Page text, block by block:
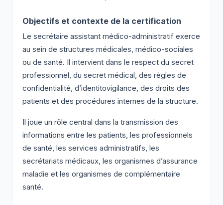
Objectifs et contexte de la certification
Le secrétaire assistant médico-administratif exerce
au sein de structures médicales, médico-sociales
ou de santé. Il intervient dans le respect du secret
professionnel, du secret médical, des règles de
confidentialité, d’identitovigilance, des droits des
patients et des procédures internes de la structure.
Il joue un rôle central dans la transmission des
informations entre les patients, les professionnels
de santé, les services administratifs, les
secrétariats médicaux, les organismes d’assurance
maladie et les organismes de complémentaire
santé.